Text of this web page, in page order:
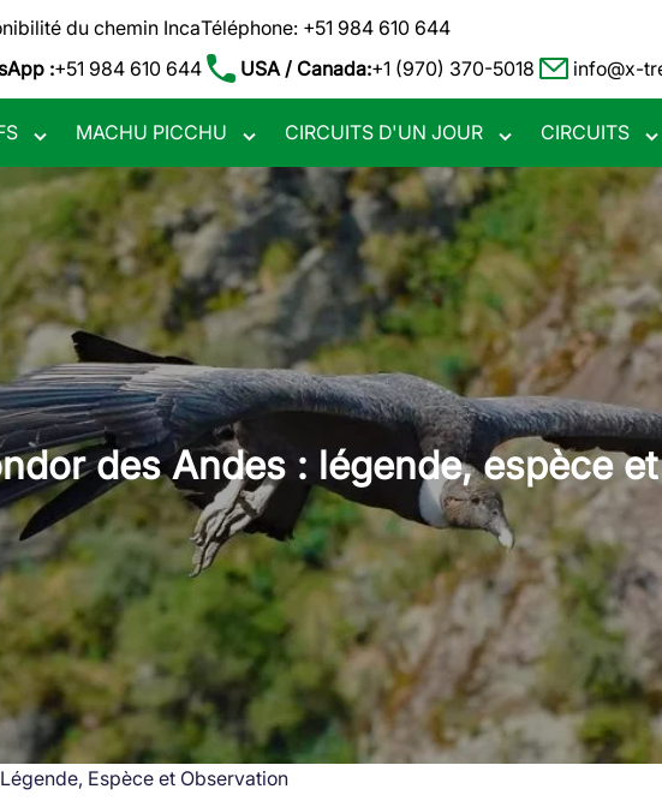
du chemin IncaTéléphone: +51 984 610 644
:+51 984 610 644 USA / Canada:+1 (970) 370-5018 info@x-
Toggle
submenu
MACHU PICCHU
Toggle
submenu
CIRCUITS D'UN JOUR
Toggle
submenu
CIRCUITS
des Andes : légende, espèce
Espèce et Observation